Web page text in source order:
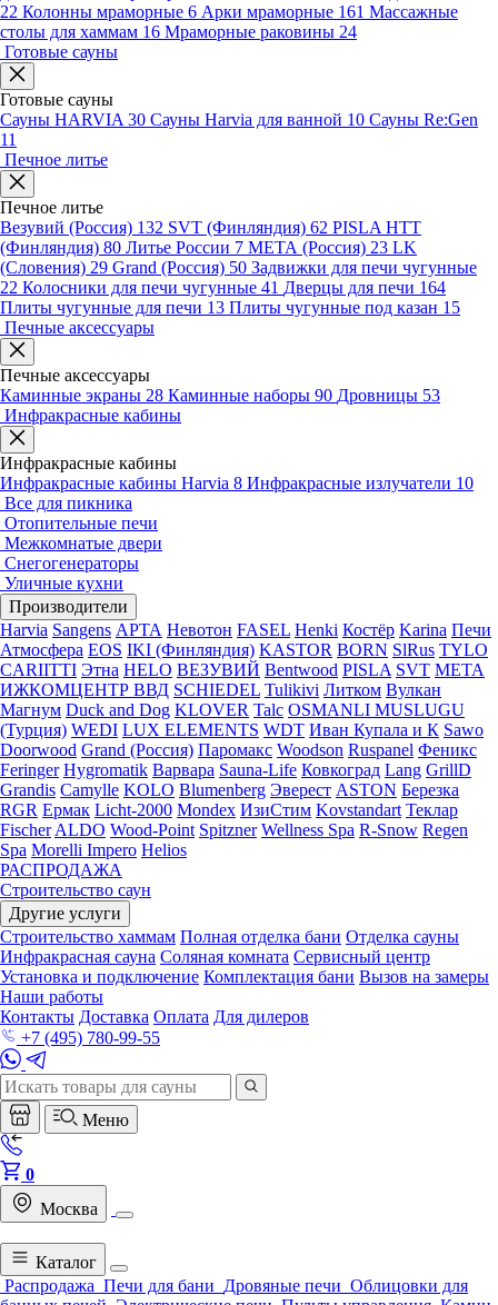
22 Колонны мраморные 6 Арки мраморные 161 Массажные
столы для хаммам 16 Мраморные раковины 24
Готовые сауны
Готовые сауны
Сауны HARVIA 30 Сауны Harvia для ванной 10 Сауны Re:Gen
11
Печное литье
Печное литье
Везувий (Россия) 132 SVT (Финляндия) 62 PISLA HTT
(Финляндия) 80 Литье России 7 МЕТА (Россия) 23 LK
(Словения) 29 Grand (Россия) 50 Задвижки для печи чугунные
22 Колосники для печи чугунные 41 Дверцы для печи 164
Плиты чугунные для печи 13 Плиты чугунные под казан 15
Печные аксессуары
Печные аксессуары
Каминные экраны 28 Каминные наборы 90 Дровницы 53
Инфракрасные кабины
Инфракрасные кабины
Инфракрасные кабины Harvia 8 Инфракрасные излучатели 10
Все для пикника
Отопительные печи
Межкомнатые двери
Снегогенераторы
Уличные кухни
Производители
Harvia Sangens АРТА Невотон FASEL Henki Костёр Karina Печи
Атмосфера EOS IKI (Финляндия) KASTOR BORN SlRus TYLO
CARIITTI Этна HELO ВЕЗУВИЙ Bentwood PISLA SVT МЕТА
ИЖКОМЦЕНТР ВВД SCHIEDEL Tulikivi Литком Вулкан
Магнум Duck and Dog KLOVER Talc OSMANLI MUSLUGU
(Турция) WEDI LUX ELEMENTS WDT Иван Купала и К Sawo
Doorwood Grand (Россия) Паромакс Woodson Ruspanel Феникс
Feringer Hygromatik Варвара Sauna-Life Ковкоград Lang GrillD
Grandis Camylle KOLO Blumenberg Эверест ASTON Березка
RGR Ермак Licht-2000 Mondex ИзиСтим Kovstandart Теклар
Fischer ALDO Wood-Point Spitzner Wellness Spa R-Snow Regen
Spa Morelli Impero Helios
РАСПРОДАЖА
Строительство саун
Другие услуги
Строительство хаммам Полная отделка бани Отделка сауны
Инфракрасная сауна Соляная комната Сервисный центр
Установка и подключение Комплектация бани Вызов на замеры
Наши работы
Контакты Доставка Оплата Для дилеров
+7 (495) 780-99-55
Меню
0
Москва
Каталог
Распродажа Печи для бани Дровяные печи Облицовки для